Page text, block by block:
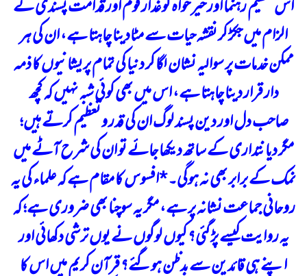
اس عظیم رہنما اور خیر خواہ کو غدار قوم اور قدامت پسندی کے
الزام میں جکڑ کر نقشہ حیات سے مٹادینا چاہتا ہے، ان کی ہر
ممکن خدمات پر سوالیہ نشان لگا کر دنیا کی تمام پریشانیوں کا ذمہ
دار قرار دینا چاہتا ہے، اس میں بھی کوئی شبہ نہیں کہ کچھ
صاحب دل اور دین پسند لوگ ان کی قدر و تعظیم کرتے ہیں؛
مگر دیانتداری کے ساتھ دیکھا جائے تو ان کی شرح آٹے میں
نمک کے برابر بھی نہ ہوگی۔*افسوس کا مقام ہے کہ علماء کی یہ
روحانی جماعت نشانہ پر ہے، مگر یہ سوچنا بھی ضروری ہے؛ کہ
یہ روایت کیسے پڑ گئی؟ کیوں لوگوں نے یوں ترشی دکھائی اور
اپنے ہی قائدین سے بد ظن ہوگئے؟ قرآن کریم میں اس کا